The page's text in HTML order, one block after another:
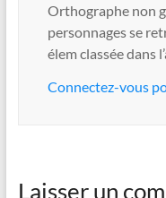
Orthographe non
personnages se
élem classée dans
Connectez-vous
Laisser un